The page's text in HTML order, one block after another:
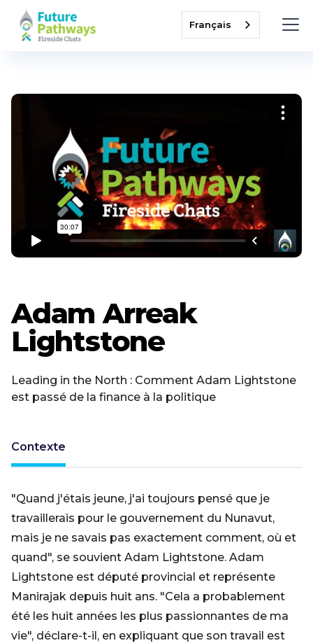
Français
Adam Arreak
Lightstone
Leading in the North : Comment Adam Lightstone
est passé de la finance à la politique
Contexte
"Quand j'étais jeune, j'ai toujours pensé que je
travaillerais pour le gouvernement du Nunavut,
mais je ne savais pas exactement comment, où et
quand", se souvient Adam Lightstone. Adam
Lightstone est député provincial et représente
Manirajak depuis huit ans. "Cela a probablement
été les huit années les plus passionnantes de ma
vie", déclare-t-il, en expliquant que son travail est